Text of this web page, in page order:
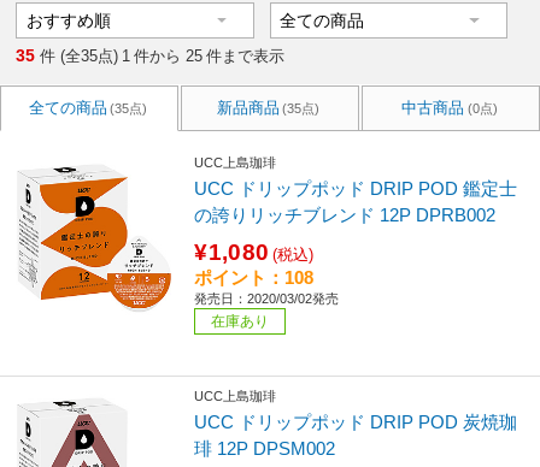
35 件 (全35点) 1 件から 25 件まで表示
全ての商品 (35点) 新品商品 (35点) 中古商品 (0点)
UCC上島珈琲
UCC ドリップポッド DRIP POD 鑑定士
の誇りリッチブレンド 12P DPRB002
¥1,080 (税込)
ポイント：108
発売日：2020/03/02発売
在庫あり
UCC上島珈琲
UCC ドリップポッド DRIP POD 炭焼珈
琲 12P DPSM002